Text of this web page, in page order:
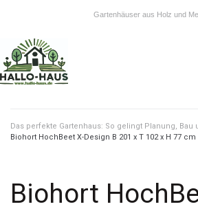
Gartenhäuser aus Holz und
Das perfekte Gartenhaus: So gelingt Planung,
Biohort HochBeet X-Design B 201 x T 102 x H 77
Biohort